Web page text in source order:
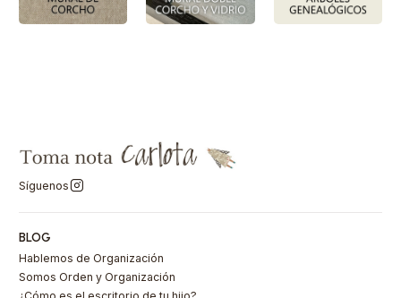
Síguenos
BLOG
Hablemos de Organización
Somos Orden y Organización